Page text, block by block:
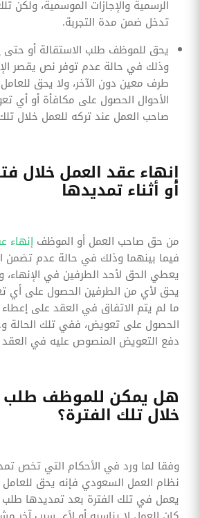
الرسمية والإجازات الموسمية، ولكن
تدخل ضمن مدة التجربة.
يحق للموظف طلب الاستقالة أو حتى
وذلك في حالة عدم توفر نص يقصر
طرف معين دون الآخر، ولا يحق
الأحوال الحصول على مكافأة أو أي
صاحب العمل عند تركه للعمل خلال
إنهاء عقد العمل خلال
أو أثناء تمديدها
من حق صاحب العمل أو الموظف إنهاء
فيما بينهما وذلك في حالة عدم تضمن
يعطي الحق لأحد الطرفين في الإنهاء،
يحق لأي من الطرفين الحصول على أي
ما لم يتم الاتفاق في العقد على
الحصول على تعويض، ففي تلك
دفع التعويض المنصوص عليه في العقد
هل يمكن للموظف طلب
خلال تلك الفترة؟
وفقا لما ورد في الأحكام التي تخص
نظام العمل السعودي فإنه يحق
يعمل في تلك الفترة بعد تمديدها طلب